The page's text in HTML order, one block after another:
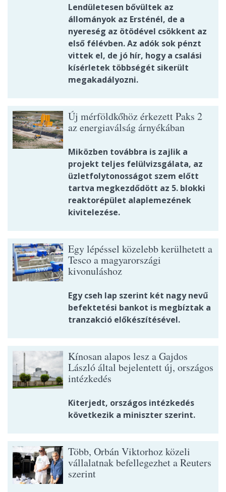
Lendületesen bővültek az
állományok az Ersténél, de a
nyereség az ötödével csökkent az
első félévben. Az adók sok pénzt
vittek el, de jó hír, hogy a csalási
kísérletek többségét sikerült
megakadályozni.
Új mérföldkőhöz érkezett Paks 2
az energiaválság árnyékában
Miközben továbbra is zajlik a
projekt teljes felülvizsgálata, az
üzletfolytonosságot szem előtt
tartva megkezdődött az 5. blokki
reaktorépület alaplemezének
kivitelezése.
Egy lépéssel közelebb kerülhetett a
Tesco a magyarországi
kivonuláshoz
Egy cseh lap szerint két nagy nevű
befektetési bankot is megbíztak a
tranzakció előkészítésével.
Kínosan alapos lesz a Gajdos
László által bejelentett új, országos
intézkedés
Kiterjedt, országos intézkedés
következik a miniszter szerint.
Több, Orbán Viktorhoz közeli
vállalatnak befellegezhet a Reuters
szerint